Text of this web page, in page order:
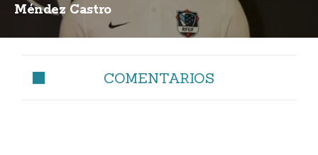
Méndez Castro
COMENTARIOS